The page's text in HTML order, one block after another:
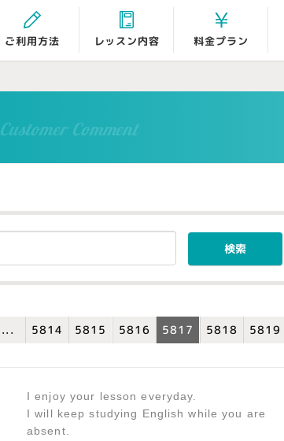
ご利用方法 レッスン内容 料金プラン
Customer Comment
... 5814 5815 5816 5817 5818 5819
I enjoy your lesson everyday.
I will keep studying English while you are
absent.